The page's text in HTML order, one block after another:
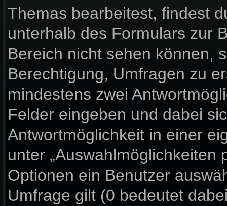
Themas bearbeitest, findest
unterhalb des Formulars zur
Bereich nicht sehen können,
Berechtigung, Umfragen zu
mindestens zwei
Felder eingeben und dabei
Antwortmöglichkeit in einer
unter „Auswahlmöglichkeiten
Optionen ein Benutzer
Umfrage gilt (0 bedeutet